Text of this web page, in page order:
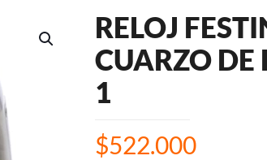
RELOJ
CUARZO DE
1
$522.000